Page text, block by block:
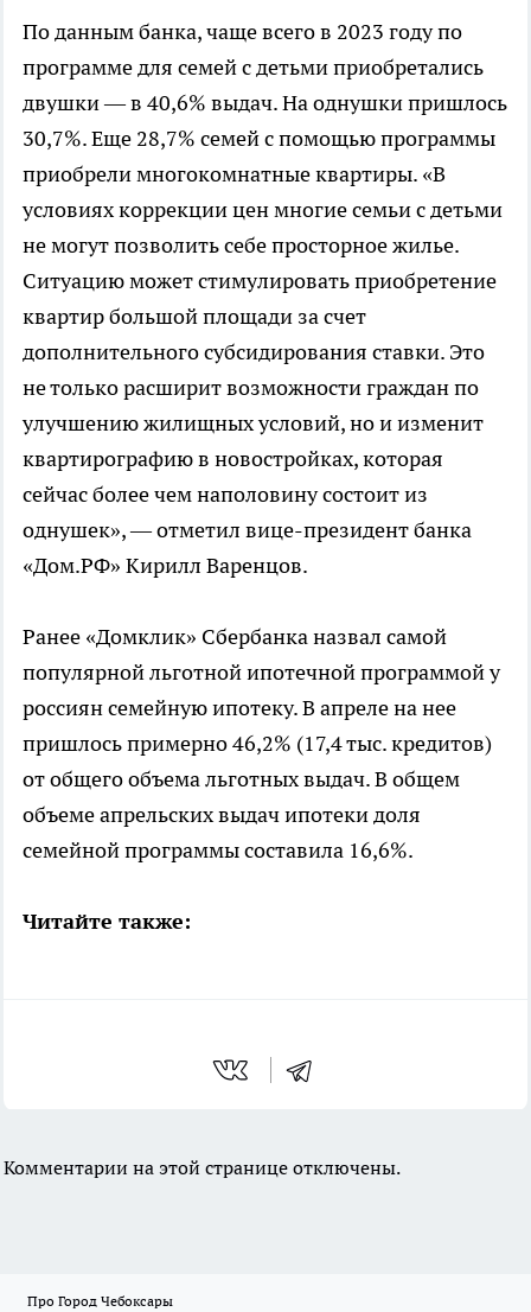
По данным банка, чаще всего в 2023 году по
программе для семей с детьми приобретались
двушки — в 40,6% выдач. На однушки пришлось
30,7%. Еще 28,7% семей с помощью программы
приобрели многокомнатные квартиры. «В
условиях коррекции цен многие семьи с детьми
не могут позволить себе просторное жилье.
Ситуацию может стимулировать приобретение
квартир большой площади за счет
дополнительного субсидирования ставки. Это
не только расширит возможности граждан по
улучшению жилищных условий, но и изменит
квартирографию в новостройках, которая
сейчас более чем наполовину состоит из
однушек», — отметил вице-президент банка
«Дом.РФ» Кирилл Варенцов.
Ранее «Домклик» Сбербанка назвал самой
популярной льготной ипотечной программой у
россиян семейную ипотеку. В апреле на нее
пришлось примерно 46,2% (17,4 тыс. кредитов)
от общего объема льготных выдач. В общем
объеме апрельских выдач ипотеки доля
семейной программы составила 16,6%.
Читайте также:
Комментарии на этой странице отключены.
Про Город Чебоксары